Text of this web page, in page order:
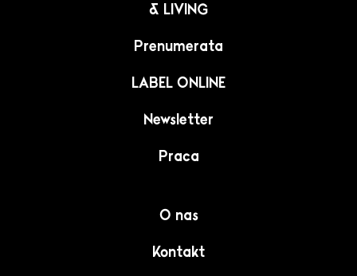
& LIVING
Prenumerata
LABEL ONLINE
Newsletter
Praca
O nas
Kontakt